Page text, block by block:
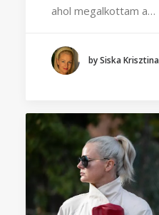
ahol megalkottam a…
by Siska Krisztina